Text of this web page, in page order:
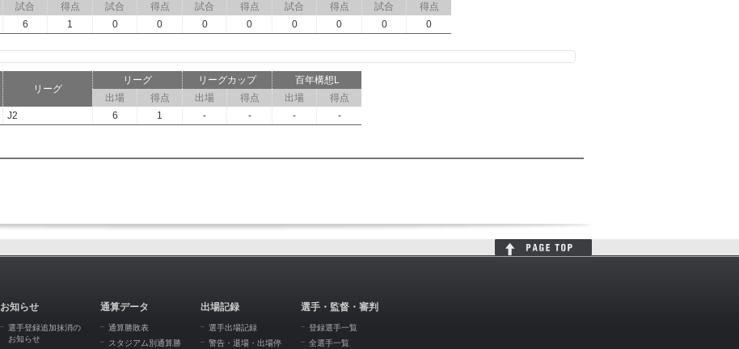
試合 得点 試合 得点 試合 得点 試合 得点 試合
得点
6 1 0 0 0 0 0 0 0 0
リーグ
リーグ リーグカップ
百年構想L
出場
得点 出場 得点 出場
得点
J2 6 1 - - - -
お知らせ
選手登録追加抹消の
お知らせ
通算データ
通算勝敗表
スタジアム別通算勝
出場記録
選手出場記録
警告・退場・出場停
選手・監督・審判
登録選手一覧
全選手一覧